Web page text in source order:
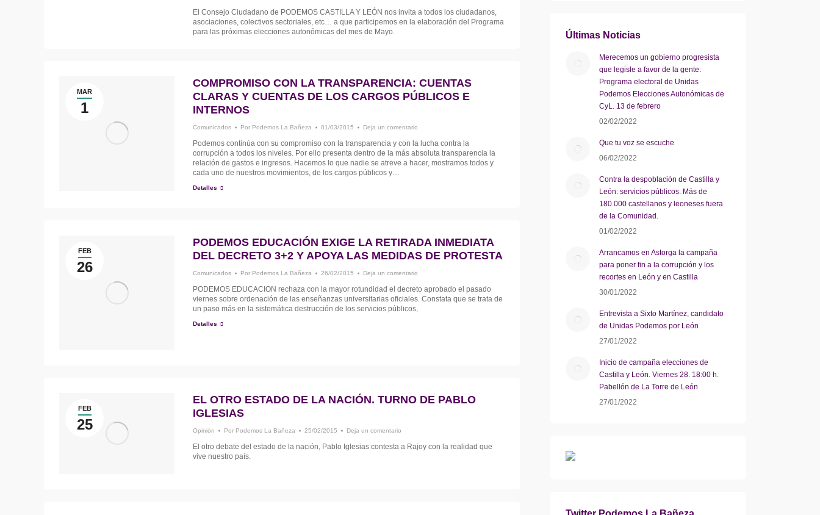
El Consejo Ciudadano de PODEMOS CASTILLA Y LEÓN nos invita a todos los ciudadanos,
asociaciones, colectivos sectoriales, etc… a que participemos en la elaboración del Programa
para las próximas elecciones autonómicas del mes de Mayo.
MAR
1
COMPROMISO CON LA TRANSPARENCIA: CUENTAS
CLARAS Y CUENTAS DE LOS CARGOS PÚBLICOS E
INTERNOS
Comunicados Por Podemos La Bañeza 01/03/2015 Deja un comentario
Podemos continúa con su compromiso con la transparencia y con la lucha contra la
corrupción a todos los niveles. Por ello presenta dentro de la más absoluta transparencia la
relación de gastos e ingresos. Hacemos lo que nadie se atreve a hacer, mostramos todos y
cada uno de nuestros movimientos, de los cargos públicos y…
Detalles
FEB
26
PODEMOS EDUCACIÓN EXIGE LA RETIRADA INMEDIATA
DEL DECRETO 3+2 Y APOYA LAS MEDIDAS DE PROTESTA
Comunicados Por Podemos La Bañeza 26/02/2015 Deja un comentario
PODEMOS EDUCACION rechaza con la mayor rotundidad el decreto aprobado el pasado
viernes sobre ordenación de las enseñanzas universitarias oficiales. Constata que se trata de
un paso más en la sistemática destrucción de los servicios públicos,
Detalles
FEB
25
EL OTRO ESTADO DE LA NACIÓN. TURNO DE PABLO
IGLESIAS
Opinión Por Podemos La Bañeza 25/02/2015 Deja un comentario
El otro debate del estado de la nación, Pablo Iglesias contesta a Rajoy con la realidad que
vive nuestro país.
Últimas Noticias
Merecemos un gobierno progresista
que legisle a favor de la gente:
Programa electoral de Unidas
Podemos Elecciones Autonómicas de
CyL. 13 de febrero
02/02/2022
Que tu voz se escuche
06/02/2022
Contra la despoblación de Castilla y
León: servicios públicos. Más de
180.000 castellanos y leoneses fuera
de la Comunidad.
01/02/2022
Arrancamos en Astorga la campaña
para poner fin a la corrupción y los
recortes en León y en Castilla
30/01/2022
Entrevista a Sixto Martínez, candidato
de Unidas Podemos por León
27/01/2022
Inicio de campaña elecciones de
Castilla y León. Viernes 28. 18:00 h.
Pabellón de La Torre de León
27/01/2022